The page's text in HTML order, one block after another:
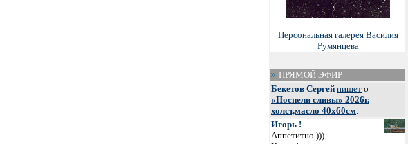
Персональная галерея Василия
Румянцева
ПРЯМОЙ ЭФИР
Бекетов Сергей пишет о
«Поспели сливы» 2026г.
холст,масло 40х60см:
Игорь !
Аппетитно )))